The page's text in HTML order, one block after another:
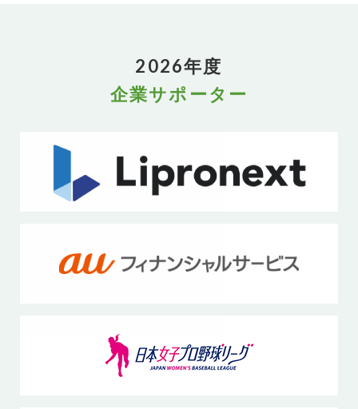
2026年度
企業サポーター